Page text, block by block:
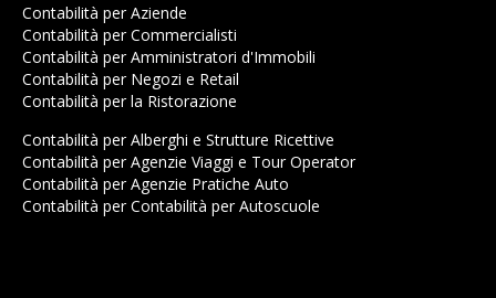
Contabilità per Aziende
Contabilità per Commercialisti
Contabilità per Amministratori d'Immobili
Contabilità per Negozi e Retail
Contabilità per la Ristorazione
Contabilità per Alberghi e Strutture Ricettive
Contabilità per Agenzie Viaggi e Tour Operator
Contabilità per Agenzie Pratiche Auto
Contabilità per Contabilità per Autoscuole